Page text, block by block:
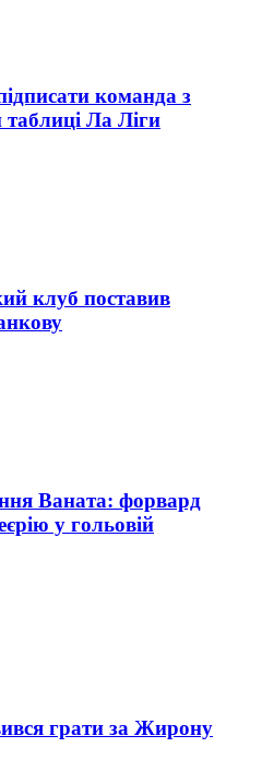
команда з
таблиці Ла Ліги
клуб поставив
Ваната: форвард
у гольовій
грати за Жирону